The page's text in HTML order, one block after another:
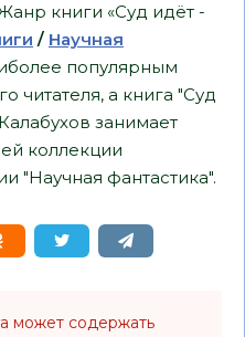
книги «Суд идёт -
/ Научная
популярным
читателя, а книга "Суд
занимает
коллекции
"Научная фантастика".
может содержать